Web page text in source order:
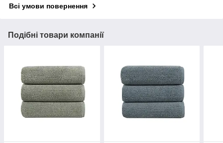
Всі умови повернення
Подібні товари компанії